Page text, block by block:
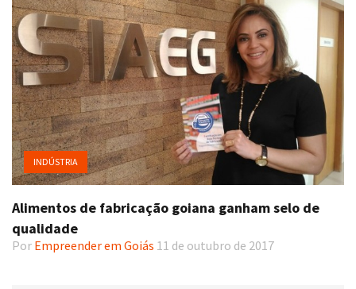
INDÚSTRIA
Alimentos de fabricação goiana ganham selo de
qualidade
Por Empreender em Goiás 11 de outubro de 2017